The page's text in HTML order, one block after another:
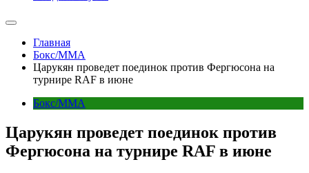
Главная
Бокс/MMA
Царукян проведет поединок против Фергюсона на
турнире RAF в июне
Бокс/MMA
Царукян проведет поединок против
Фергюсона на турнире RAF в июне